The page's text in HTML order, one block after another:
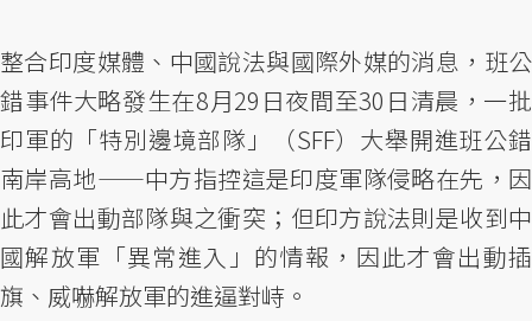
整合印度媒體、中國說法與國際外媒的消息，班公
錯事件大略發生在8月29日夜間至30日清晨，一批
印軍的「特別邊境部隊」（SFF）大舉開進班公錯
南岸高地——中方指控這是印度軍隊侵略在先，因
此才會出動部隊與之衝突；但印方說法則是收到中
國解放軍「異常進入」的情報，因此才會出動插
旗、威嚇解放軍的進逼對峙。